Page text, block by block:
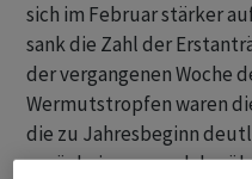
sich im Februar stärker
sank die Zahl der
der vergangenen Woche
Wermutstropfen waren
die zu Jahresbeginn
zurückgingen, und der